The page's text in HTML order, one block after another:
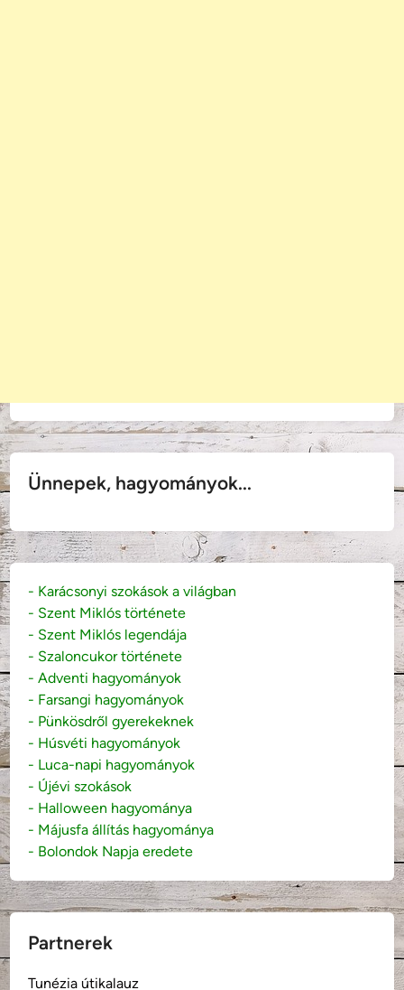
Ünnepek, hagyományok...
- Karácsonyi szokások a világban
- Szent Miklós története
- Szent Miklós legendája
- Szaloncukor története
- Adventi hagyományok
- Farsangi hagyományok
- Pünkösdről gyerekeknek
- Húsvéti hagyományok
- Luca-napi hagyományok
- Újévi szokások
- Halloween hagyománya
- Májusfa állítás hagyománya
- Bolondok Napja eredete
Partnerek
Tunézia útikalauz